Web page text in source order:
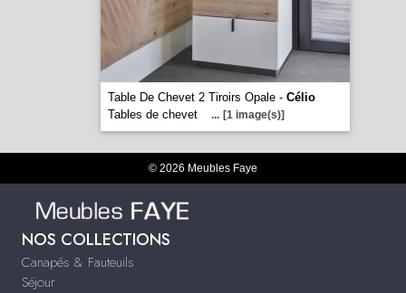
Table De Chevet 2 Tiroirs Opale - Célio
Tables de chevet
... [1 image(s)]
© 2026 Meubles Faye
NOS COLLECTIONS
Canapés & Fauteuils
Séjour